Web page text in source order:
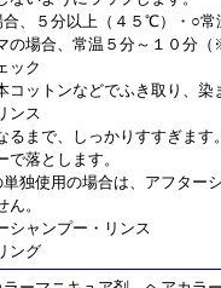
合、５分以上（４５℃）・○
の場合、常温５分～１０分
ック
ットンなどでふき取り、染
ンス
まで、しっかりすすぎます
で落とします。
独使用の場合は、アフター
。
シャンプー・リンス
ング